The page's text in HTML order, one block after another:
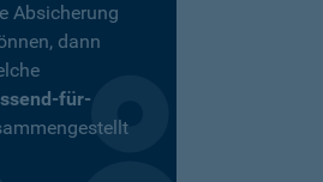
Absicherung
dann
für-